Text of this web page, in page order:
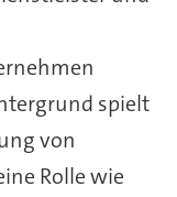
spielt
von
Rolle wie